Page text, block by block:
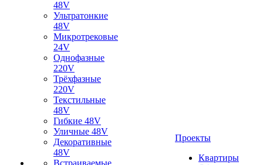
48V
Ультратонкие
48V
Микротрековые
24V
Однофазные
220V
Трёхфазные
220V
Текстильные
48V
Гибкие 48V
Уличные 48V
Декоративные
48V
Встраиваемые
Проекты
Квартиры